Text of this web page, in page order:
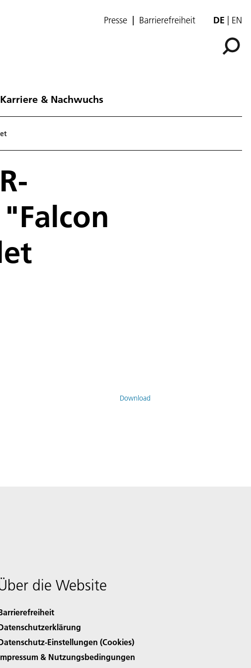
Presse Barrierefreiheit DE EN
Karriere & Nachwuchs
Download
die Website
Einstellungen (Cookies)
& Nutzungsbedingungen